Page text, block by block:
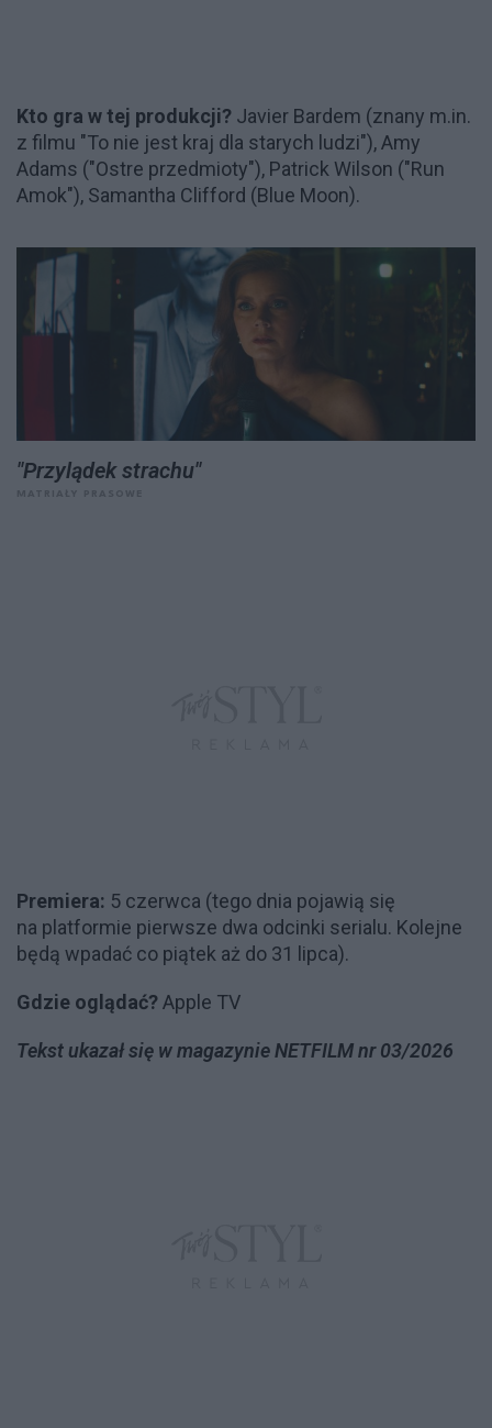
Kto gra w tej produkcji? Javier Bardem (znany m.in.
z filmu "To nie jest kraj dla starych ludzi"), Amy
Adams ("Ostre przedmioty"), Patrick Wilson ("Run
Amok"), Samantha Clifford (Blue Moon).
"Przylądek strachu"
Premiera: 5 czerwca (tego dnia pojawią się
na platformie pierwsze dwa odcinki serialu. Kolejne
będą wpadać co piątek aż do 31 lipca).
Gdzie oglądać?Apple TV
Tekst ukazał się w magazynie NETFILM nr 03/2026